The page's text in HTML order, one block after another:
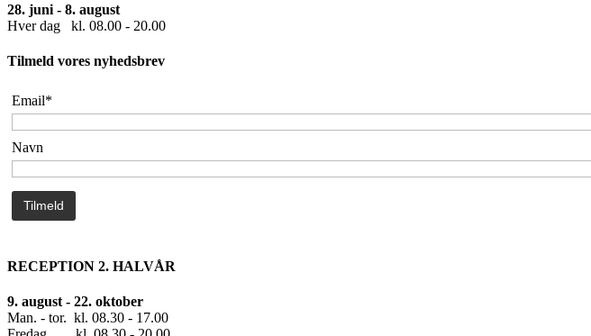
28. juni - 8. august
Hver dag kl. 08.00 - 20.00
Tilmeld vores nyhedsbrev
Email*
Navn
RECEPTION 2. HALVÅR
9. august - 22. oktober
Man. - tor. kl. 08.30 - 17.00